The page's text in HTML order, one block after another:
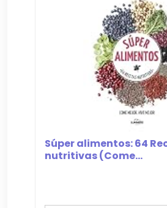
Súper alimentos: 64
nutritivas (Come...